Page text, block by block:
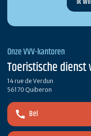
Onze VVV-kantoren
Toeristische dienst
14 rue de Verdun
56170 Quiberon
Bel